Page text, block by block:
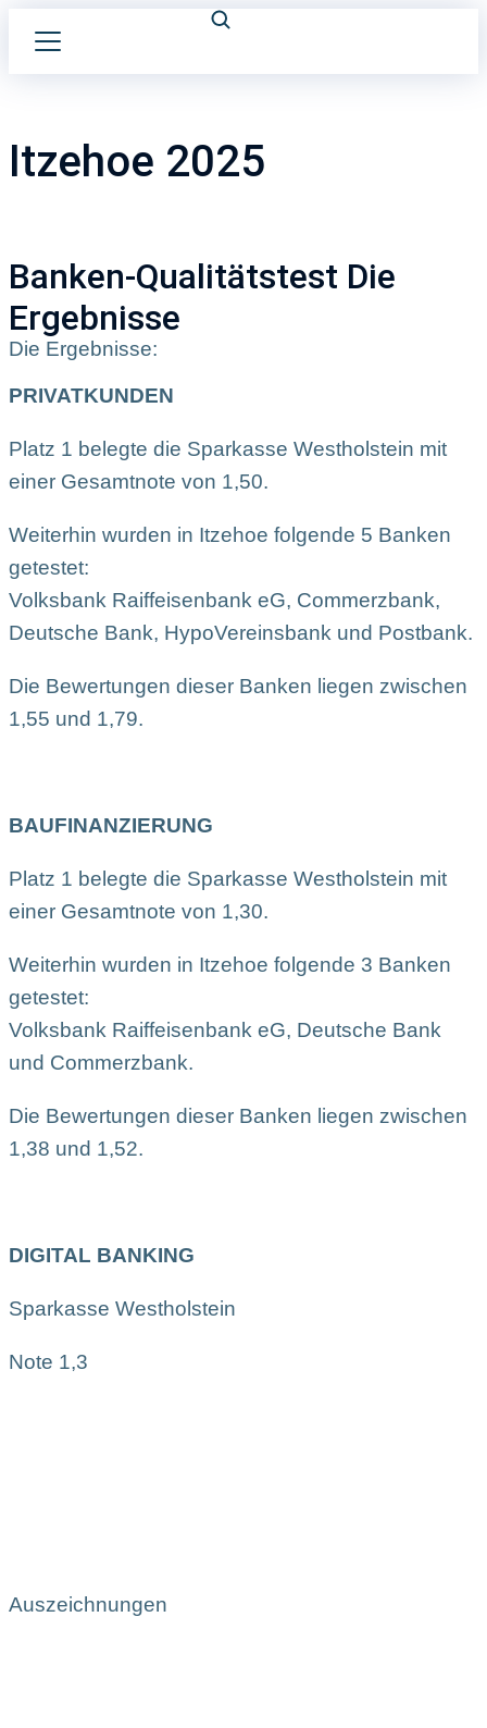
Itzehoe 2025
Banken-Qualitätstest Die
Ergebnisse
Die Ergebnisse:
PRIVATKUNDEN
Platz 1 belegte die Sparkasse Westholstein mit
einer Gesamtnote von 1,50.
Weiterhin wurden in Itzehoe folgende 5 Banken
getestet:
Volksbank Raiffeisenbank eG, Commerzbank,
Deutsche Bank, HypoVereinsbank und Postbank.
Die Bewertungen dieser Banken liegen zwischen
1,55 und 1,79.
BAUFINANZIERUNG
Platz 1 belegte die Sparkasse Westholstein mit
einer Gesamtnote von 1,30.
Weiterhin wurden in Itzehoe folgende 3 Banken
getestet:
Volksbank Raiffeisenbank eG, Deutsche Bank
und Commerzbank.
Die Bewertungen dieser Banken liegen zwischen
1,38 und 1,52.
DIGITAL BANKING
Sparkasse Westholstein
Note 1,3
Auszeichnungen